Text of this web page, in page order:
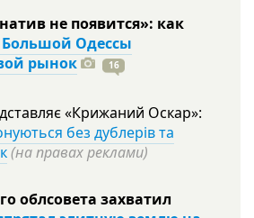
не появится»: как
Одессы
рынок
16
«Крижаний Оскар»:
без дублерів та
(на правах реклами)
облсовета захватил